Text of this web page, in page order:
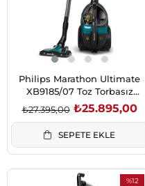
Philips Marathon Ultimate
XB9185/07 Toz Torbasız
Süpürge
₺25.895,00
₺27.395,00
SEPETE EKLE
%12